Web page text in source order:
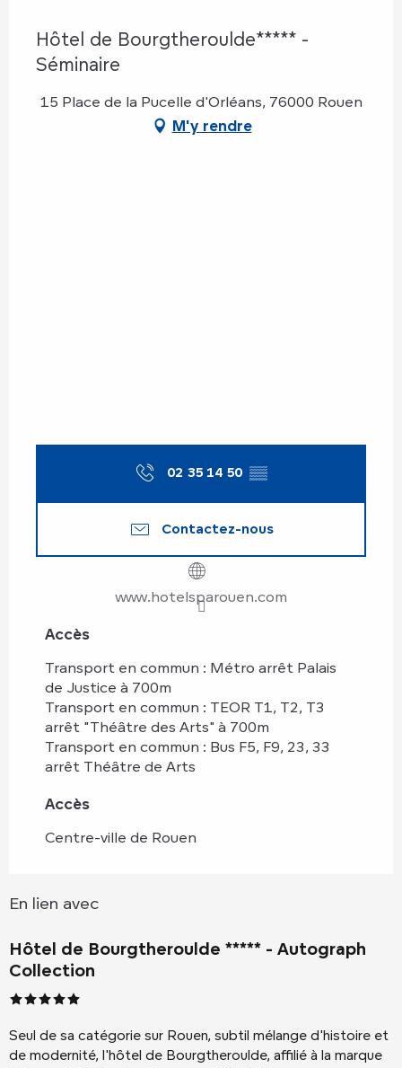
Hôtel de Bourgtheroulde***** -
Séminaire
15 Place de la Pucelle d'Orléans, 76000 Rouen
M'y rendre
02 35 14 50 ▒▒
Contactez-nous
www.hotelsparouen.com
Accès
Accès
Transport en commun : Métro arrêt Palais
de Justice à 700m
Transport en commun : TEOR T1, T2, T3
arrêt "Théâtre des Arts" à 700m
Transport en commun : Bus F5, F9, 23, 33
arrêt Théâtre de Arts
Accès
Accès
Centre-ville de Rouen
En lien avec
Hôtel de Bourgtheroulde ***** - Autograph
Collection
Seul de sa catégorie sur Rouen, subtil mélange d'histoire et
de modernité, l'hôtel de Bourgtheroulde, affilié à la marque